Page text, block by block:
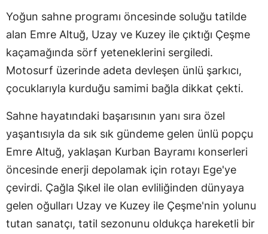
Yoğun sahne programı öncesinde soluğu tatilde
alan Emre Altuğ, Uzay ve Kuzey ile çıktığı Çeşme
kaçamağında sörf yeteneklerini sergiledi.
Motosurf üzerinde adeta devleşen ünlü şarkıcı,
çocuklarıyla kurduğu samimi bağla dikkat çekti.
Sahne hayatındaki başarısının yanı sıra özel
yaşantısıyla da sık sık gündeme gelen ünlü popçu
Emre Altuğ, yaklaşan Kurban Bayramı konserleri
öncesinde enerji depolamak için rotayı Ege'ye
çevirdi. Çağla Şıkel ile olan evliliğinden dünyaya
gelen oğulları Uzay ve Kuzey ile Çeşme'nin yolunu
tutan sanatçı, tatil sezonunu oldukça hareketli bir